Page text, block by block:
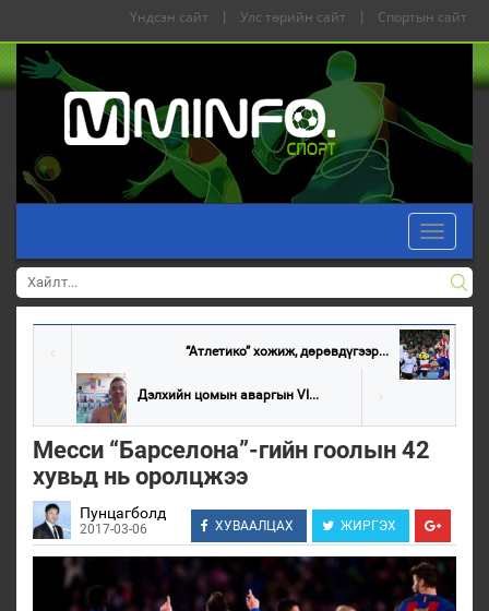
Үндсэн сайт | Улс төрийн сайт | Спортын сайт
Toggle
“Атлетико” хожиж, дөрөвдүгээр...
Дэлхийн цомын аваргын VI...
Месси “Барселона”-гийн гоолын 42
хувьд нь оролцжээ
Пунцагболд
2017-03-06 ХУВААЛЦАХ ЖИРГЭХ